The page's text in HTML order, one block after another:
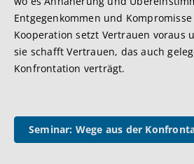
Entgegenkommen und
Kooperation setzt Vertrauen voraus
sie schafft Vertrauen, das auch
Konfrontation verträgt.
Seminar: Wege aus der